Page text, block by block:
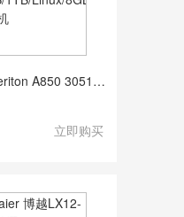
宏碁/ACER Veriton A850 3051 酷睿 I3-12100 /23.8/核芯显卡/共享内存/256GB/1TB/Linux/8GB/台式计算机
立即购买